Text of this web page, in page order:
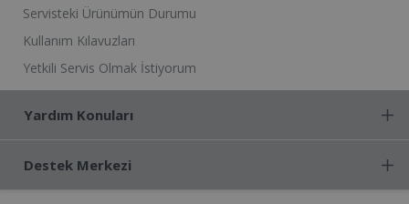
Servisteki Ürünümün Durumu
Kullanım Kılavuzları
Yetkili Servis Olmak İstiyorum
Yardım Konuları
Destek Merkezi